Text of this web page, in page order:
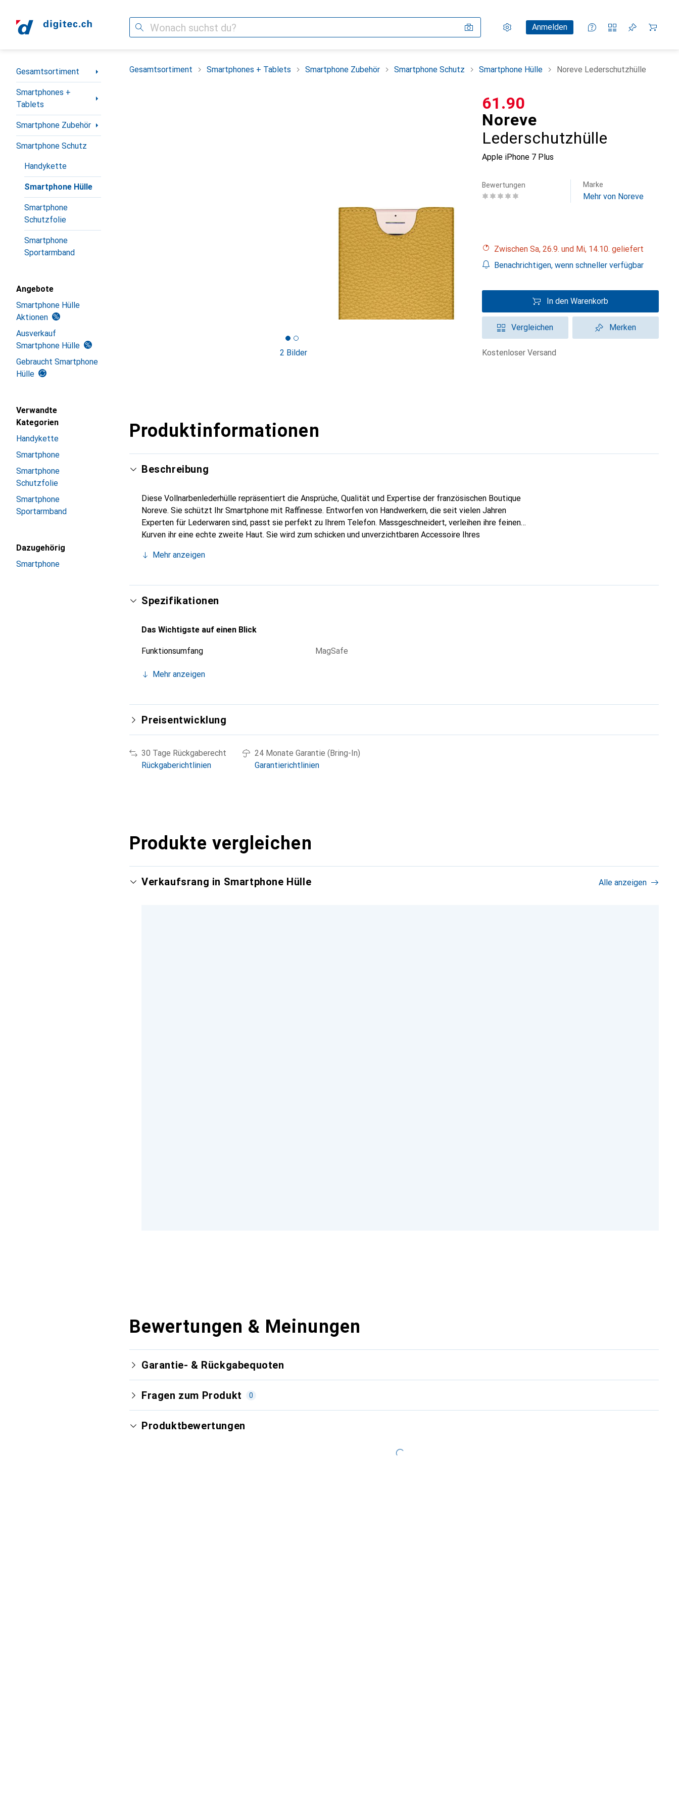
Suche Einstellungen
KundenkontoAnmelden
Vergleichslisten
Merklisten
Warenkorb
Navigation nach Kategorien
Gesamtsortiment
Smartphones +
Tablets
Smartphone Zubehör
Smartphone Schutz
Handykette
Smartphone Hülle
Smartphone
Schutzfolie
Smartphone
Sportarmband
Angebote
Smartphone Hülle
Aktionen
Ausverkauf
Smartphone Hülle
Gebraucht Smartphone
Hülle
Verwandte
Kategorien
Handykette
Smartphone
Smartphone
Schutzfolie
Smartphone
Sportarmband
Dazugehörig
Smartphone
Gesamtsortiment Smartphones + Tablets Smartphone Zubehör Smartphone Schutz Smartphone Hülle Noreve Lederschutzhülle
2 Bilder
Noreve
Lederschutzhülle
Apple iPhone 7 Plus
CHF
61.90
Bewertungen Marke
Mehr von Noreve
Zwischen Sa, 26.9. und Mi, 14.10. geliefert
Benachrichtigen, wenn schneller verfügbar
In den Warenkorb
Vergleichen Merken
kostenloser Versand
Produktinformationen
Beschreibung
Diese Vollnarbenlederhülle repräsentiert die Ansprüche, Qualität und Expertise der französischen Boutique
Noreve. Sie schützt Ihr Smartphone mit Raffinesse. Entworfen von Handwerkern, die seit vielen Jahren
Experten für Lederwaren sind, passt sie perfekt zu Ihrem Telefon. Massgeschneidert, verleihen ihre feinen
Kurven ihr eine echte zweite Haut. Sie wird zum schicken und unverzichtbaren Accessoire Ihres
Wahl für eine anspruchsvolle Kundschaft.
Mehr anzeigen
Spezifikationen
Das Wichtigste auf einen Blick
Funktionsumfang MagSafe
Mehr anzeigen
Preisentwicklung
30 Tage Rückgaberecht
Rückgaberichtlinien
24 Monate Garantie (Bring-In)
Garantierichtlinien
Produkte vergleichen
Verkaufsrang in Smartphone Hülle Alle anzeigen
Bewertungen & Meinungen
Garantie- & Rückgabequoten
Fragen zum Produkt 0
Produktbewertungen